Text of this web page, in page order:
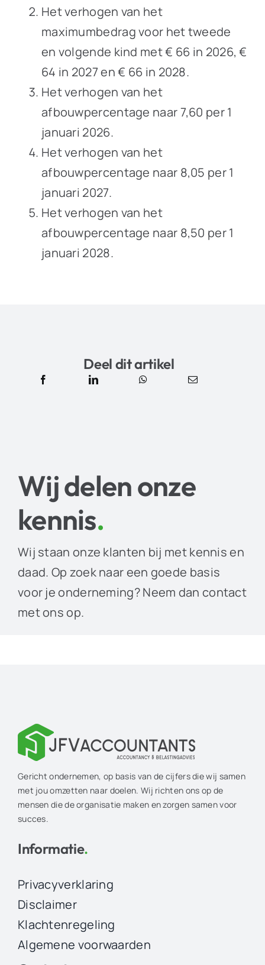
Het verhogen van het
maximumbedrag voor het tweede
en volgende kind met € 66 in 2026, €
64 in 2027 en € 66 in 2028.
Het verhogen van het
afbouwpercentage naar 7,60 per 1
januari 2026.
Het verhogen van het
afbouwpercentage naar 8,05 per 1
januari 2027.
Het verhogen van het
afbouwpercentage naar 8,50 per 1
januari 2028.
Deel dit artikel
Wij delen onze
kennis.
Wij staan onze klanten bij met kennis en
daad. Op zoek naar een goede basis
voor je onderneming? Neem dan contact
met ons op.
Gericht ondernemen, op basis van de cijfers die wij samen
met jou omzetten naar doelen. Wij richten ons op de
mensen die de organisatie maken en zorgen samen voor
succes.
Informatie.
Privacyverklaring
Disclaimer
Klachtenregeling
Algemene voorwaarden